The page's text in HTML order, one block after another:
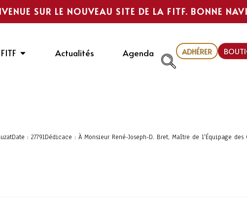
SUR LE NOUVEAU SITE DE LA FITF. BONNE
Actualités
Agenda
ADHÉRER
: 27791Dédicace : À Monsieur René-Joseph-D. Bret, Maître de l'Équipage